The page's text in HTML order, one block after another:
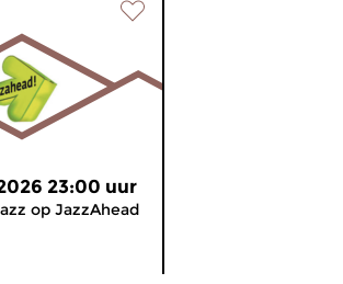
23:00 uur
op JazzAhead